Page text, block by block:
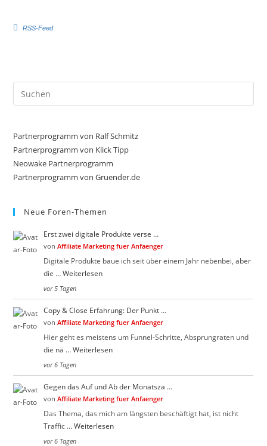
ü
e
n
n
a
n
t
n
e
a
b
e
.
RSS-Feed
Partnerprogramm von Ralf Schmitz
Partnerprogramm von Klick Tipp
Neowake Partnerprogramm
Partnerprogramm von Gruender.de
Neue Foren-Themen
Erst zwei digitale Produkte verse …
vonAffiliate Marketing fuer Anfaenger
Digitale Produkte baue ich seit über einem Jahr nebenbei, aber
die …Weiterlesen
vor 5 Tagen
Copy & Close Erfahrung: Der Punkt …
vonAffiliate Marketing fuer Anfaenger
Hier geht es meistens um Funnel-Schritte, Absprungraten und
die nä …Weiterlesen
vor 6 Tagen
Gegen das Auf und Ab der Monatsza …
vonAffiliate Marketing fuer Anfaenger
Das Thema, das mich am längsten beschäftigt hat, ist nicht
Traffic …Weiterlesen
vor 6 Tagen